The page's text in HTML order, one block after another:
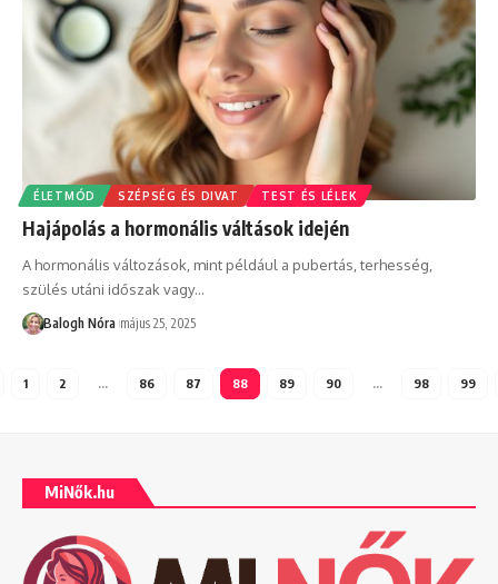
ÉLETMÓD SZÉPSÉG ÉS DIVAT TEST ÉS LÉLEK
Hajápolás a hormonális váltások idején
A hormonális változások, mint például a pubertás, terhesség,
szülés utáni időszak vagy…
Balogh Nóra május 25, 2025
1 2 … 86 87 88 89 90 … 98 99
MiNők.hu